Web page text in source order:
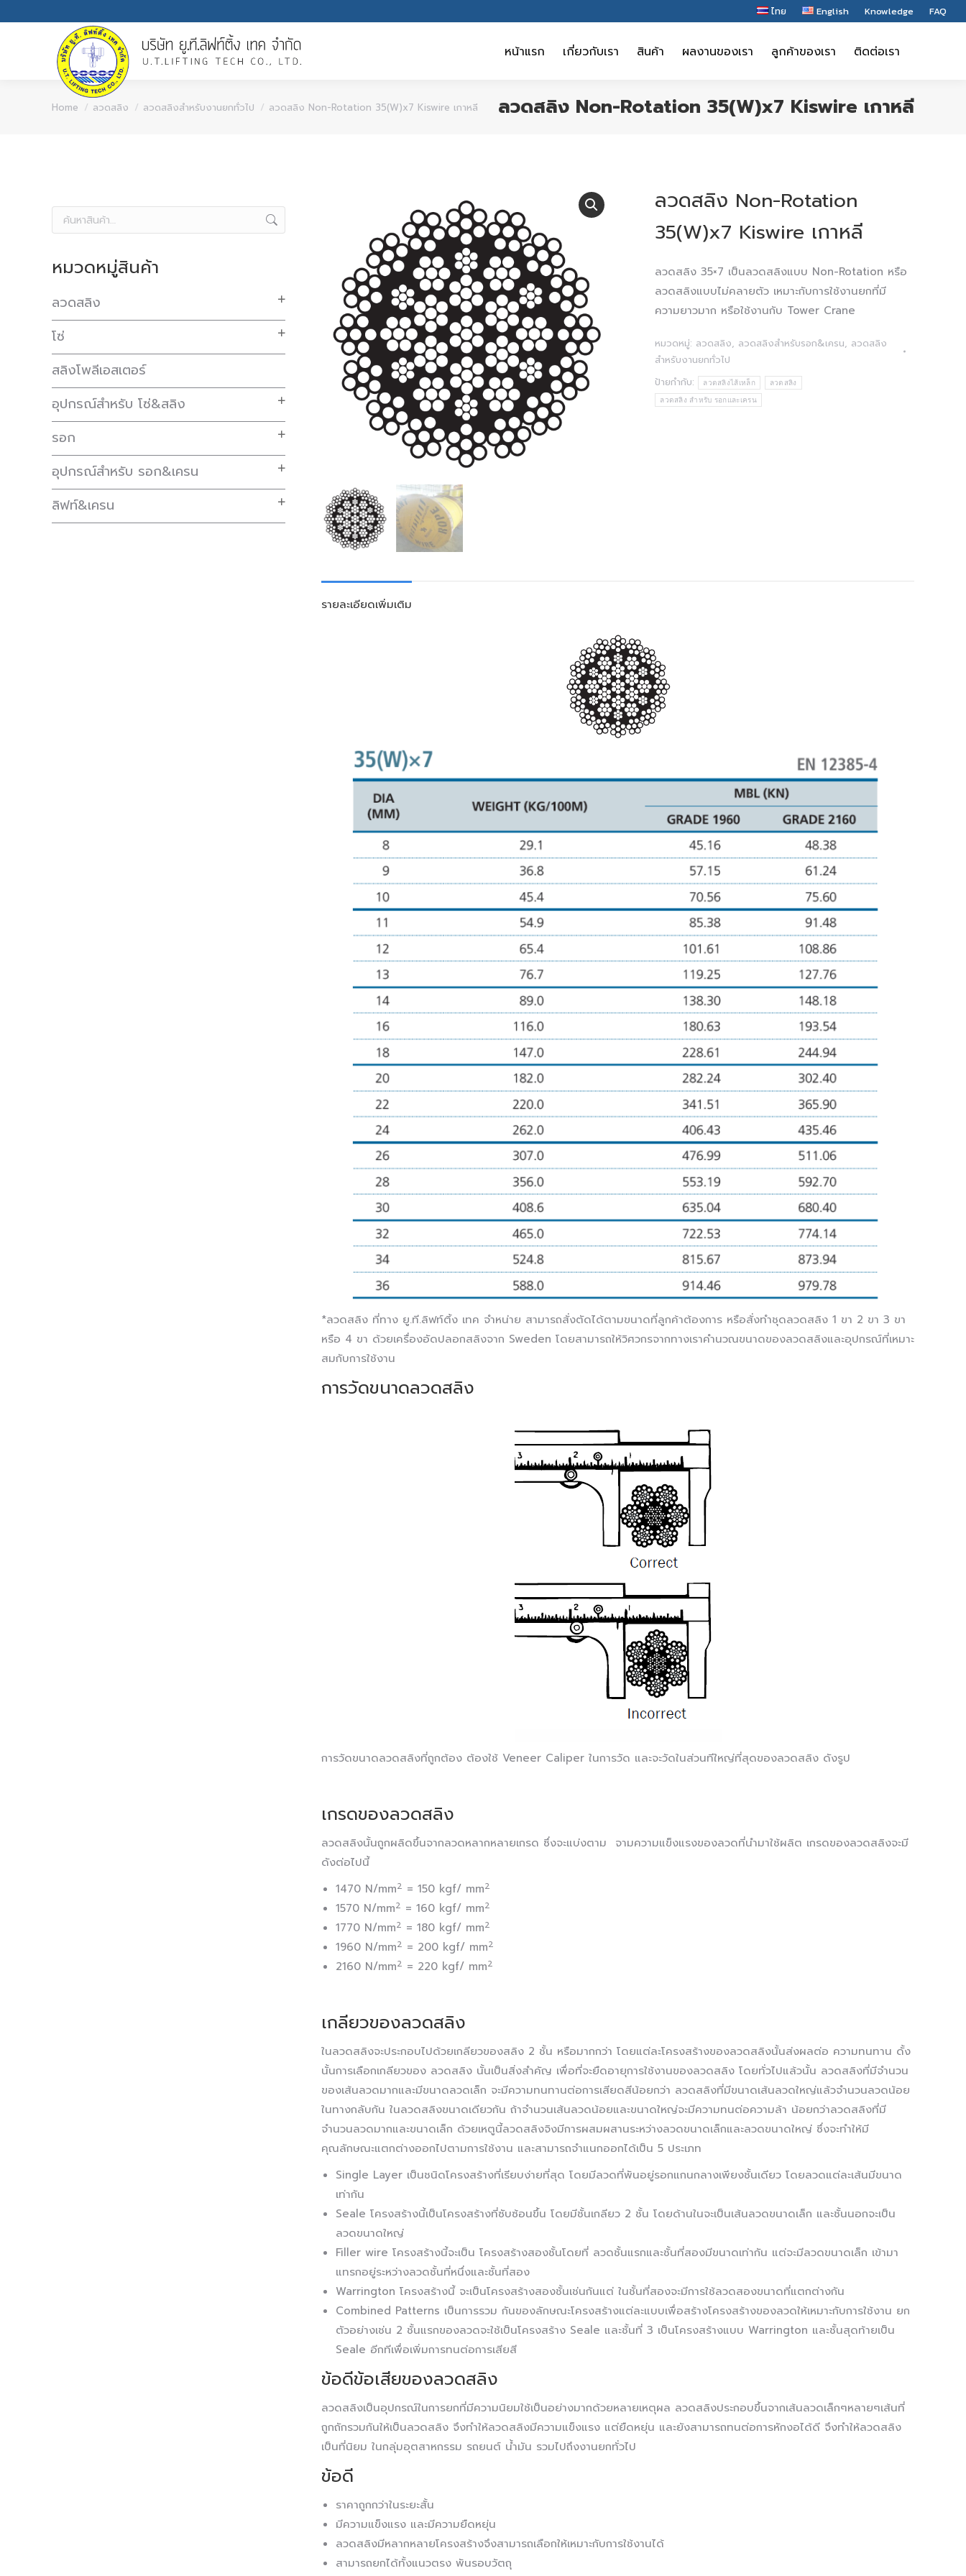
ไทย English Knowledge FAQ
หน้าแรก เกี่ยวกับเรา สินค้า ผลงานของเรา ลูกค้าของเรา ติดต่อเรา
You are here:
Home ลวดสลิง ลวดสลิงสำหรับงานยกทั่วไป ลวดสลิง Non-Rotation 35(W)x7 Kiswire เกาหลี ลวดสลิง Non-Rotation 35(W)x7 Kiswire เกาหลี
ลวดสลิง Non-Rotation
35(W)x7 Kiswire เกาหลี
ลวดสลิง 35×7 เป็นลวดสลิงแบบ Non-Rotation หรือ
ลวดสลิงแบบไม่คลายตัว เหมาะกับการใช้งานยกที่มี
ความยาวมาก หรือใช้งานกับ Tower Crane
หมวดหมู่: ลวดสลิง, ลวดสลิงสำหรับรอก&เครน, ลวดสลิง
สำหรับงานยกทั่วไป
ป้ายกำกับ:
ลวดสลิงไส้เหล็ก ลวดสลิง
ลวดสลิง สำหรับ รอกและเครน
รายละเอียดเพิ่มเติม
*ลวดสลิง ที่ทาง ยู.ที.ลิฟท์ติ้ง เทค จำหน่าย สามารถสั่งตัดได้ตามขนาดที่ลูกค้าต้องการ หรือสั่งทำชุดลวดสลิง 1 ขา 2 ขา 3 ขา
หรือ 4 ขา ด้วยเครื่องอัดปลอกสลิงจาก Sweden โดยสามารถให้วิศวกรจากทางเราคำนวณขนาดของลวดสลิงและอุปกรณ์ที่เหมาะ
สมกับการใช้งาน
การวัดขนาดลวดสลิง
การวัดขนาดลวดสลิงที่ถูกต้อง ต้องใช้ Veneer Caliper ในการวัด และจะวัดในส่วนทีใหญ่ที่สุดของลวดสลิง ดังรูป
เกรดของลวดสลิง
ลวดสลิงนั้นถูกผลิดขึ้นจากลวดหลากหลายเกรด ซึ่งจะแบ่งตาม จามความแข็งแรงของลวดที่นำมาใช้ผลิต เกรดของลวดสลิงจะมี
ดังต่อไปนี้
1470 N/mm2 = 150 kgf/ mm2
1570 N/mm2 = 160 kgf/ mm2
1770 N/mm2 = 180 kgf/ mm2
1960 N/mm2 = 200 kgf/ mm2
2160 N/mm2 = 220 kgf/ mm2
เกลียวของลวดสลิง
ในลวดสลิงจะประกอบไปด้วยเกลียวของสลิง 2 ชั้น หรือมากกว่า โดยแต่ละโครงสร้างของลวดสลิงนั้นส่งผลต่อ ความทนทาน ดั้ง
นั้นการเลือกเกลียวของ ลวดสลิง นั้นเป็นสิ่งสำคัญ เพื่อที่จะยืดอายุการใช้งานของลวดสลิง โดยทั่วไปแล้วนั้น ลวดสลิงที่มีจำนวน
ของเส้นลวดมากและมีขนาดลวดเล็ก จะมีความทนทานต่อการเสียดสีน้อยกว่า ลวดสลิงที่มีขนาดเส้นลวดใหญ่แล้วจำนวนลวดน้อย
ในทางกลับกัน ในลวดสลิงขนาดเดียวกัน ถ้าจำนวนเส้นลวดน้อยและขนาดใหญ่จะมีความทนต่อความล้า น้อยกว่าลวดสลิงที่มี
จำนวนลวดมากและขนาดเล็ก ด้วยเหตูนี้ลวดสลิงจิงมีการผสมผสานระหว่างลวดขนาดเล็กและลวดขนาดใหญ่ ซึ่งจะทำให้มี
คุณลักษณะแตกต่างออกไปตามการใช้งาน และสามารถจำแนกออกได้เป็น 5 ประเภท
Single Layer เป็นชนิดโครงสร้างที่เรียบง่ายที่สุด โดยมีลวดที่พันอยู่รอกแกนกลางเพียงชั้นเดียว โดยลวดแต่ละเส้นมีขนาด
เท่ากัน
Seale โครงสร้างนี้เป็นโครงสร้างที่ซับซ้อนขึ้น โดยมีชั้นเกลียว 2 ชั้น โดยด้านในจะเป็นเส้นลวดขนาดเล็ก และชั้นนอกจะเป็น
ลวดขนาดใหญ่
Filler wire โครงสร้างนี้จะเป็น โครงสร้างสองชั้นโดยที่ ลวดชั้นแรกและชั้นที่สองมีขนาดเท่ากัน แต่จะมีลวดขนาดเล็ก เข้ามา
แทรกอยู่ระหว่างลวดชั้นที่หนึ่งและชั้นที่สอง
Warrington โครงสร้างนี้ จะเป็นโครงสร้างสองชั้นเช่นกันแต่ ในชั้นที่สองจะมีการใช้ลวดสองขนาดที่แตกต่างกัน
Combined Patterns เป็นการรวม กันของลักษณะโครงสร้างแต่ละแบบเพื่อสร้างโครงสร้างของลวดให้เหมาะกับการใช้งาน ยก
ตัวอย่างเช่น 2 ชั้นแรกของลวดจะใช้เป็นโครงสร้าง Seale และชั้นที่ 3 เป็นโครงสร้างแบบ Warrington และชั้นสุดท้ายเป็น
Seale อีกทีเพื่อเพิ่มการทนต่อการเสียสี
ข้อดีข้อเสียของลวดสลิง
ลวดสลิงเป็นอุปกรณ์ในการยกที่มีความนิยมใช้เป็นอย่างมากด้วยหลายเหตุผล ลวดสลิงประกอบขึ้นจากเส้นลวดเล็กๆหลายๆเส้นที่
ถูกถักรวมกันให้เป็นลวดสลิง จึงทำให้ลวดสลิงมีความแข็งแรง แต่ยืดหยุ่น และยังสามารถทนต่อการหักงอได้ดี จึงทำให้ลวดสลิง
เป็นที่นิยม ในกลุ่มอุตสาหกรรม รถยนต์ น้ำมัน รวมไปถึงงานยกทั่วไป
ข้อดี
ราคาถูกกว่าในระยะสั้น
มีความแข็งแรง และมีความยืดหยุ่น
ลวดสลิงมีหลากหลายโครงสร้างจึงสามารถเลือกให้เหมาะกับการใช้งานได้
สามารถยกได้ทั้งแนวตรง พันรอบวัตถุ
หมวดหมู่สินค้า
ลวดสลิง
โซ่
สลิงโพลีเอสเตอร์
อุปกรณ์สำหรับ โซ่&สลิง
รอก
อุปกรณ์สำหรับ รอก&เครน
ลิฟท์&เครน